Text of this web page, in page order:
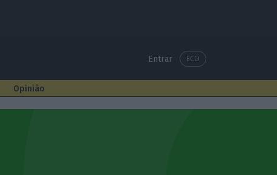
Entrar ECO
Opinião